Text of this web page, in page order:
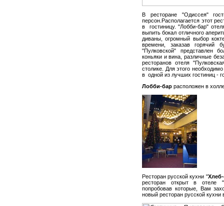
В ресторане "Одиссея"
персон.Располагается этот
в гостиницу. "Лобби-бар"
выпить бокал отличного
диваны, огромный выбор
времени, заказав горячий
"Пулковской" представлен
коньяки и вина, различные
ресторанов отеля
столике. Для этого
в одной из лучших гостиниц -
Лобби-бар расположен в
Ресторан русской кухни "
ресторан открыт в отеле
попробовав которые, Вам
новый ресторан русской кухни